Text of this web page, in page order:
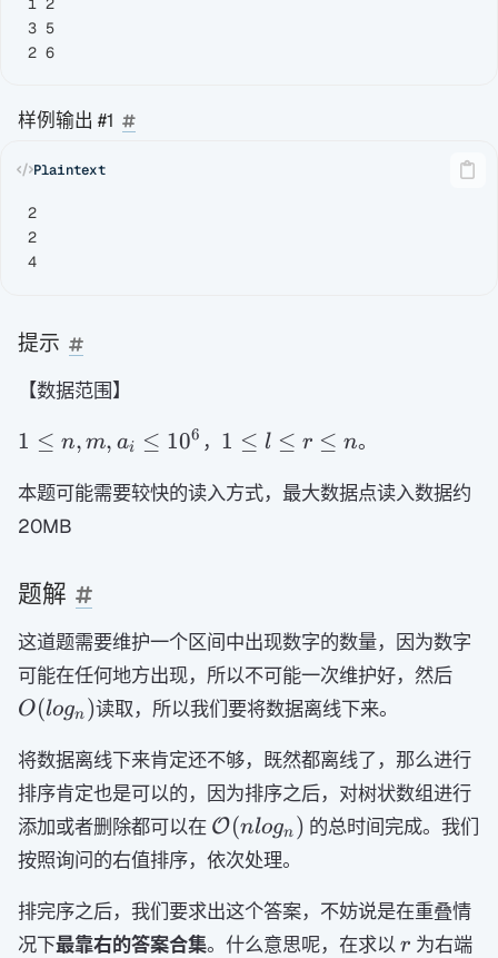
3 5
样例输出 #1
2
2
提示
【数据范围】
1\le
\leq
10^6
1 ≤ n, m, ai ≤ 106 ， 1\le
r
1 ≤ l ≤ r ≤ n。
本题可能需要较快的读入方式，最大数据点读入数据约
20MB
题解
这道题需要维护一个区间中出现数字的数量，因为数字
可能在任何地方出现，所以不可能一次维护好，然后
O(logn )读取，所以我们要将数据离线下来。
将数据离线下来肯定还不够，既然都离线了，那么进行
排序肯定也是可以的，因为排序之后，对树状数组进行
添加或者删除都可以在 \mathcal{O}
(nlog_n)
O(nlogn ) 的总时间完成。我们
按照询问的右值排序，依次处理。
排完序之后，我们要求出这个答案，不妨说是在重叠情
况下最靠右的答案合集。什么意思呢，在求以 r
r 为右端